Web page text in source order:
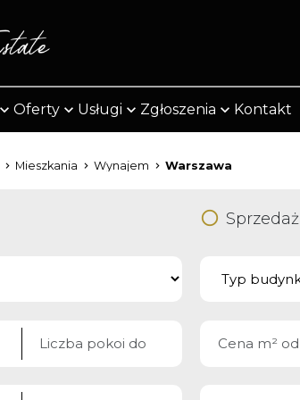
Oferty Usługi Zgłoszenia Kontakt
Mieszkania Wynajem Warszawa
Sprzedaż